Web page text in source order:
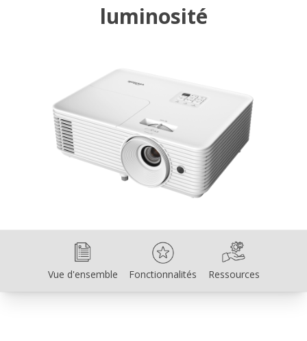
luminosité
Vue d'ensemble
Vue d'ensemble Fonctionnalités
Fonctionnalités Ressources
Ressources